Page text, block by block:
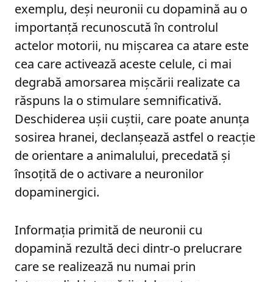
exemplu, deși neuronii cu dopamină au o
importanță recunoscută în controlul
actelor motorii, nu mișcarea ca atare este
cea care activează aceste celule, ci mai
degrabă amorsarea mișcării realizate ca
răspuns la o stimulare semnificativă.
Deschiderea ușii cuștii, care poate anunța
sosirea hranei, declanșează astfel o reacție
de orientare a animalului, precedată și
însoțită de o activare a neuronilor
dopaminergici.
Informația primită de neuronii cu
dopamină rezultă deci dintr-o prelucrare
care se realizează nu numai prin